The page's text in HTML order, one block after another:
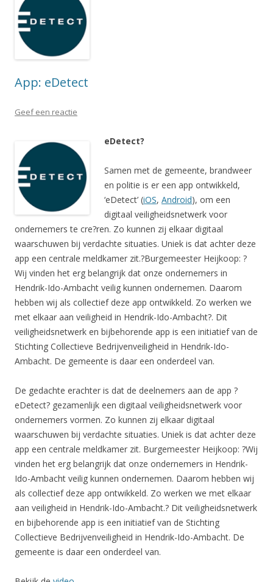
App: eDetect
Geef een reactie
eDetect?
Samen met de gemeente, brandweer
en politie is er een app ontwikkeld,
‘eDetect’ (iOS, Android), om een
digitaal veiligheidsnetwerk voor
ondernemers te cre?ren. Zo kunnen zij elkaar digitaal
waarschuwen bij verdachte situaties. Uniek is dat achter deze
app een centrale meldkamer zit.?Burgemeester Heijkoop: ?
Wij vinden het erg belangrijk dat onze ondernemers in
Hendrik-Ido-Ambacht veilig kunnen ondernemen. Daarom
hebben wij als collectief deze app ontwikkeld. Zo werken we
met elkaar aan veiligheid in Hendrik-Ido-Ambacht?. Dit
veiligheidsnetwerk en bijbehorende app is een initiatief van de
Stichting Collectieve Bedrijvenveiligheid in Hendrik-Ido-
Ambacht. De gemeente is daar een onderdeel van.
De gedachte erachter is dat de deelnemers aan de app ?
eDetect? gezamenlijk een digitaal veiligheidsnetwerk voor
ondernemers vormen. Zo kunnen zij elkaar digitaal
waarschuwen bij verdachte situaties. Uniek is dat achter deze
app een centrale meldkamer zit. Burgemeester Heijkoop: ?Wij
vinden het erg belangrijk dat onze ondernemers in Hendrik-
Ido-Ambacht veilig kunnen ondernemen. Daarom hebben wij
als collectief deze app ontwikkeld. Zo werken we met elkaar
aan veiligheid in Hendrik-Ido-Ambacht.? Dit veiligheidsnetwerk
en bijbehorende app is een initiatief van de Stichting
Collectieve Bedrijvenveiligheid in Hendrik-Ido-Ambacht. De
gemeente is daar een onderdeel van.